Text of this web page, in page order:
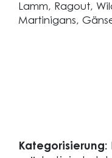
Lamm, Ragout,
Martinigans,
Kategorisierung: